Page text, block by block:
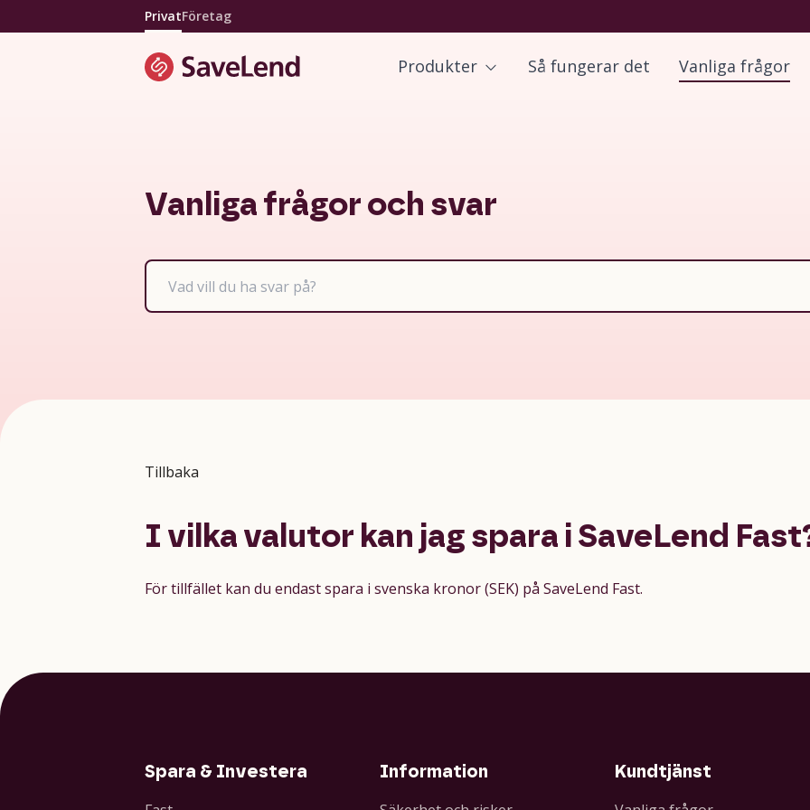
PrivatFöretag
Produkter Så fungerar det Vanliga frågor
Vanliga frågor och svar
Tillbaka
I vilka valutor kan jag spara i SaveLend
För tillfället kan du endast spara i svenska kronor (SEK) på SaveLend Fast.
Spara & Investera Information Kundtjänst